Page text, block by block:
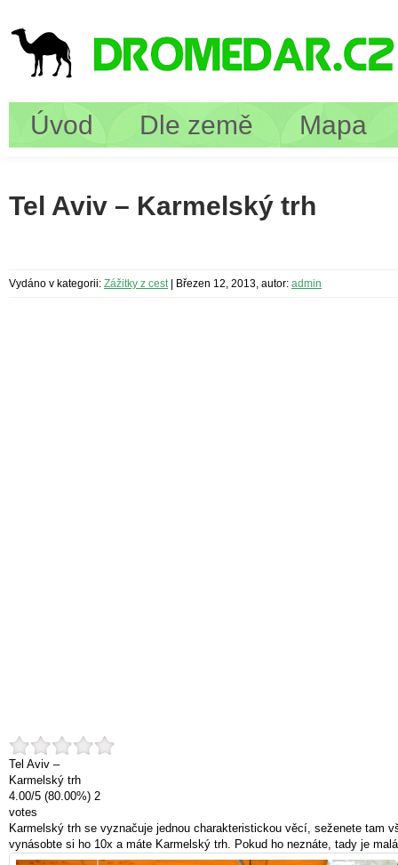
Úvod Dle země Mapa
Tel Aviv – Karmelský trh
Vydáno v kategorii: Zážitky z cest| Březen 12, 2013, autor: admin
Tel Aviv –
Karmelský trh
4.00/5 (80.00%) 2
votes
Karmelský trh se vyznačuje jednou charakteristickou věcí, seženete tam
vynásobte si ho 10x a máte Karmelský trh. Pokud ho neznáte, tady je